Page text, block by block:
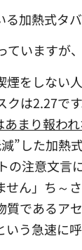
加熱式タ
ていますが
をしない
は2.27です
まり報わ
”した加熱
の注意文言
せん」ち～
質であるア
う急速に